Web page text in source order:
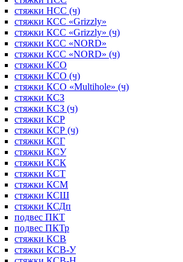
стяжки НСС (ч)
стяжки КСС «Grizzly»
стяжки КСС «Grizzly» (ч)
стяжки КСС «NORD»
стяжки КСС «NORD» (ч)
стяжки КСО
стяжки КСО (ч)
стяжки КСО «Multihole» (ч)
стяжки КСЗ
стяжки КСЗ (ч)
стяжки КСР
стяжки КСР (ч)
стяжки КСГ
стяжки КСУ
стяжки КСК
стяжки КСТ
стяжки КСМ
стяжки КСШ
стяжки КСДп
подвес ПКТ
подвес ПКТр
стяжки КСВ
стяжки КСВ-У